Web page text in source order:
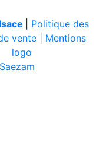
Politique des
vente| Mentions